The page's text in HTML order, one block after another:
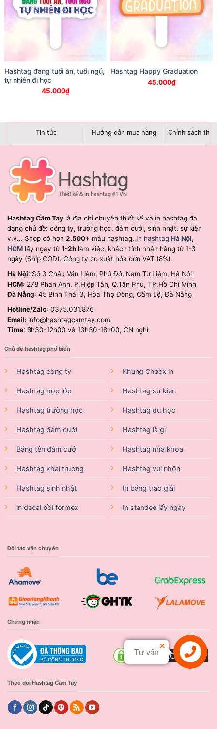
Hashtag đang tuổi ăn, tuổi ngủ,
tự nhiên đi học
45.000₫
Hashtag Happy Graduation
45.000₫
Tin tức Hướng dẫn mua hàng Chính sách
Hashtag Cầm Tay là địa chỉ chuyên thiết kế và in hashtag đa
dạng chủ đề: công ty, trường học, đám cưới, sinh nhật, sự kiện
v.v... Shop có hơn 2.500+ mẫu hashtag. In hashtag Hà Nội,
HCM lấy ngay từ1-2h làm việc, khách tỉnh nhận hàng từ 1-3
ngày (Ship COD). Công ty có xuất hóa đơn VAT (8%).
Hà Nội: Số 3 Châu Văn Liêm, Phú Đô, Nam Từ Liêm, Hà Nội
HCM: 278 Phan Anh, P.Hiệp Tân, Q.Tân Phú, TP.Hồ Chí Minh
Đà Nẵng: 45 Bình Thái 3, Hòa Thọ Đông, Cẩm Lệ, Đà Nẵng
Hotline/Zalo: 0375.031.876
Email: info@hashtagcamtay.com
Time: 8h30-12h00 và 13h30-18h00, CN nghỉ
Chủ đề hashtag phổ biến
Hashtag công ty
Hashtag họp lớp
Hashtag trường học
Hashtag đám cưới
Bảng tên đám cưới
Hashtag khai trương
Hashtag sinh nhật
in decal bồi formex
Khung Check in
Hashtag sự kiện
Hashtag du học
Hashtag là gì
Hashtag nha khoa
Hashtag vui nhộn
In bảng trao giải
In standee lấy ngay
Đối tác vận chuyển
Chứng nhận
Theo dõi Hashtag Cầm Tay
Liên hệ
Tư vấn